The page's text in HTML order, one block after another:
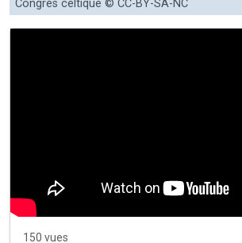
Congrès celtique © CC-BY-SA-NC
150 vues